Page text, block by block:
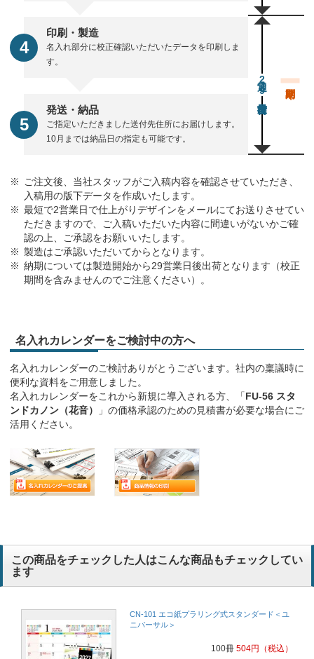
印刷・製造
名入れ部分に校正確認いただいたデータを印刷しま
す。
発送・納品
ご指定いただきました送付先住所にお届けします。
10月までは納品日の指定も可能です。
通常29営業日後出荷
ご注文後、当社スタッフがご入稿内容を確認させていただき、
入稿用の版下データを作成いたします。
最短で2営業日で仕上がりデザインをメールにてお送りさせてい
ただきますので、ご入稿いただいた内容に間違いがないかご確
認の上、ご承認をお願いいたします。
製造はご承認いただいてからとなります。
納期については製造開始から29営業日後出荷となります（校正
期間を含みませんのでご注意ください）。
名入れカレンダーをご検討中の方へ
名入れカレンダーのご検討ありがとうございます。社内の稟議時に
便利な資料をご用意しました。
名入れカレンダーをこれから新規に導入される方、「FU-56 スタ
ンドカノン（花音）
」の価格承認のための見積書が必要な場合にご
活用ください。
この商品をチェックした人はこんな商品もチェックしてい
ます
CN-101 エコ紙プラリング式スタンダード＜ユ
ニバーサル＞
100冊 504円 （税込）